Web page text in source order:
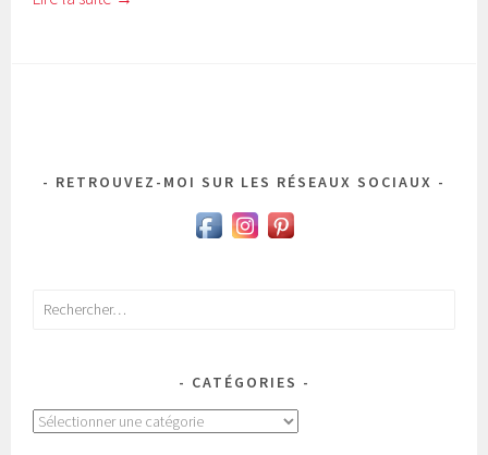
RETROUVEZ-MOI SUR LES RÉSEAUX SOCIAUX
Rechercher :
CATÉGORIES
Catégories